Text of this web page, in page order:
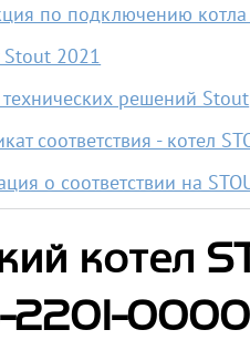
по подключению котла
Stout 2021
решений Stout
соответствия - котел
о соответствии на
котел
2201-